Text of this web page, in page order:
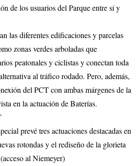
de los usuarios del Parque entre sí y
las diferentes edificaciones y parcelas
zonas verdes arboladas que
peatonales y ciclistas y conectan toda
al tráfico rodado. Pero, además,
del PCT con ambas márgenes de la
en la actuación de Baterías.
prevé tres actuaciones destacadas en
rotondas y el rediseño de la glorieta
al Niemeyer)